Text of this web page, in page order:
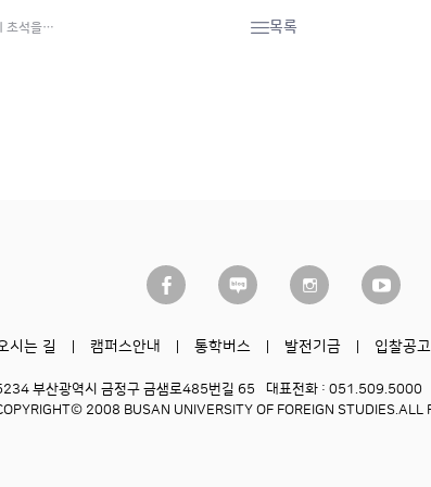
초석을… 목록
시는 길 캠퍼스안내 통학버스 발전기금 입찰공고
부산광역시 금정구 금샘로485번길 65 대표전화 : 051.509.5000
2008 BUSAN UNIVERSITY OF FOREIGN STUDIES. ALL